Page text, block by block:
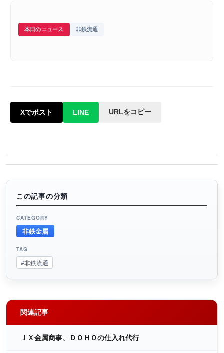
本日のニュース 非鉄流通
Xでポスト LINE URLをコピー
この記事の分類
CATEGORY
非鉄金属
TAG
#非鉄流通
関連記事
ＪＸ金属商事、ＤＯＨＯの仕入れ代行